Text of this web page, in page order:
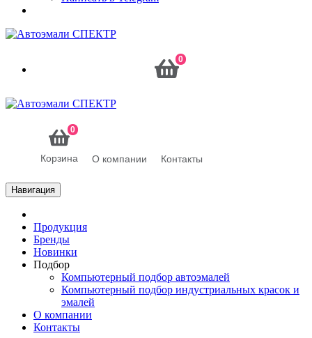
0
0
Корзина О компании Контакты
Навигация
Продукция
Бренды
Новинки
Подбор
Компьютерный подбор автоэмалей
Компьютерный подбор индустриальных красок и
эмалей
О компании
Контакты